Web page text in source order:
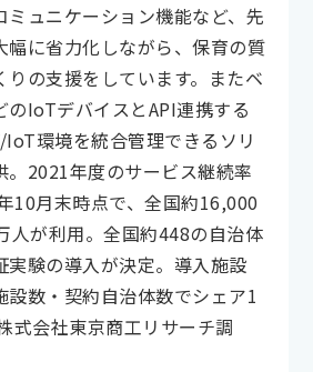
ミュニケーション機能など、先
幅に省力化しながら、保育の質
りの支援をしています。またベ
のIoTデバイスとAPI連携する
IoT環境を統合管理できるソリ
。2021年度のサービス継続率
10月末時点で、全国約16,000
人が利用。全国約448の自治体
実験の導入が決定。導入施設
設数・契約自治体数でシェア1
会社東京商工リサーチ調